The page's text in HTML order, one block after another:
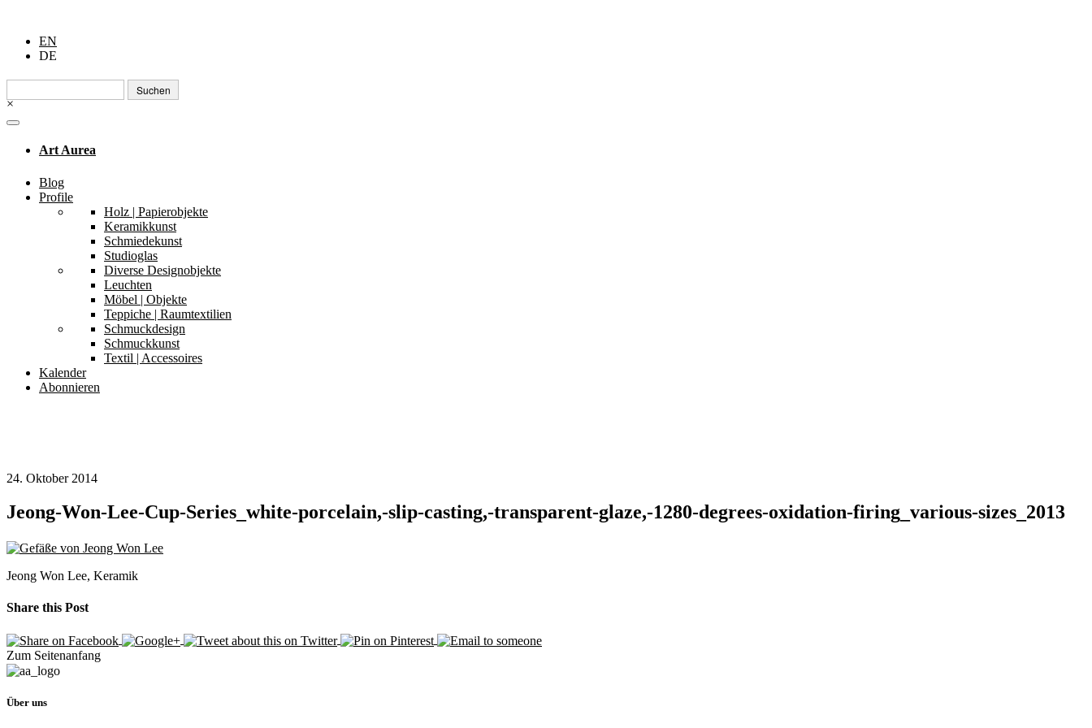
EN
DE
Suchen
nach:
×
Art Aurea
Blog
Profile
Holz | Papierobjekte
Keramikkunst
Schmiedekunst
Studioglas
Diverse Designobjekte
Leuchten
Möbel | Objekte
Teppiche | Raumtextilien
Schmuckdesign
Schmuckkunst
Textil | Accessoires
Kalender
Abonnieren
24. Oktober 2014
Jeong-Won-Lee-Cup-Series_white-porcelain,-slip-casting,-transparent-glaze,-1280-degrees-oxidation-firing_various-sizes_2013
Jeong Won Lee, Keramik
Share this Post
Zum Seitenanfang
Über uns